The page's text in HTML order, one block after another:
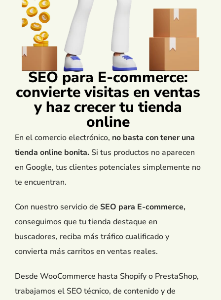
SEO para E-commerce:
convierte visitas en ventas
y haz crecer tu tienda
online
En el comercio electrónico, no basta con tener una
tienda online bonita. Si tus productos no aparecen
en Google, tus clientes potenciales simplemente no
te encuentran.
Con nuestro servicio de SEO para E-commerce,
conseguimos que tu tienda destaque en
buscadores, reciba más tráfico cualificado y
convierta más carritos en ventas reales.
Desde WooCommerce hasta Shopify o PrestaShop,
trabajamos el SEO técnico, de contenido y de